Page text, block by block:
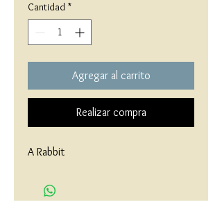
Cantidad *
Agregar al carrito
Realizar compra
A Rabbit